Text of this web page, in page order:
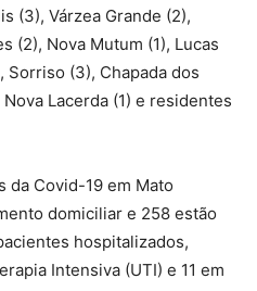
(3), Várzea Grande (2),
(2), Nova Mutum (1), Lucas
Sorriso (3), Chapada dos
Lacerda (1) e residentes
da Covid-19 em Mato
domiciliar e 258 estão
hospitalizados,
Intensiva (UTI) e 11 em